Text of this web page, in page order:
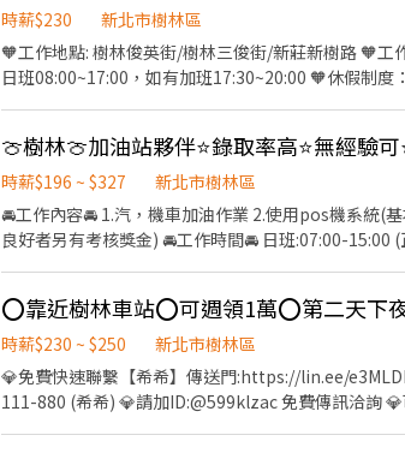
時薪$230
新北市樹林區
🧡工作地點: 樹林俊英街/樹林三俊街/新莊新樹路 🧡
日班08:00~17:00，如有加班17:30~20:00 🧡休假制
🍈樹林🍈加油站夥伴⭐錄取率高⭐無經驗可
時薪$196 ~ $327
新北市樹林區
🚘工作內容🚘 1.汽，機車加油作業 2.使用pos機系統(
良好者另有考核獎金) 🚘工作時間🚘 日班:07:00-
-------------------------------------- ▫️▪️加好友
☺️高‘S立即為您安排▫️▪️ ▫️▪️【截圖應徵職缺+姓
免收費❌絕無詐騙┃⭕️免費諮詢⭕️安心上工
時薪$230 ~ $250
新北市樹林區
💎免費快速聯繫【希希】傳送門:https://lin.ee/
111-880 (希希) 💎請加ID:@599klzac 免費傳訊洽詢 💎可直接主動投遞應徵